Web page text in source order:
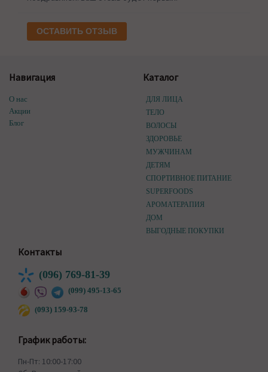
ОСТАВИТЬ ОТЗЫВ
Навигация
О нас
Акции
Блог
Каталог
ДЛЯ ЛИЦА
ТЕЛО
ВОЛОСЫ
ЗДОРОВЬЕ
МУЖЧИНАМ
ДЕТЯМ
СПОРТИВНОЕ ПИТАНИЕ
SUPERFOODS
АРОМАТЕРАПИЯ
ДОМ
ВЫГОДНЫЕ ПОКУПКИ
Контакты
(096) 769-81-39
(099) 495-13-65
(093) 159-93-78
График работы:
Пн-Пт: 10:00-17:00